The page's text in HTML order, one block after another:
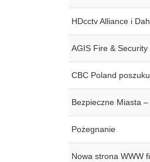
HDcctv Alliance i
AGIS Fire &
CBC Poland
Bezpieczne Miasta
Pożegnanie
Nowa strona WWW